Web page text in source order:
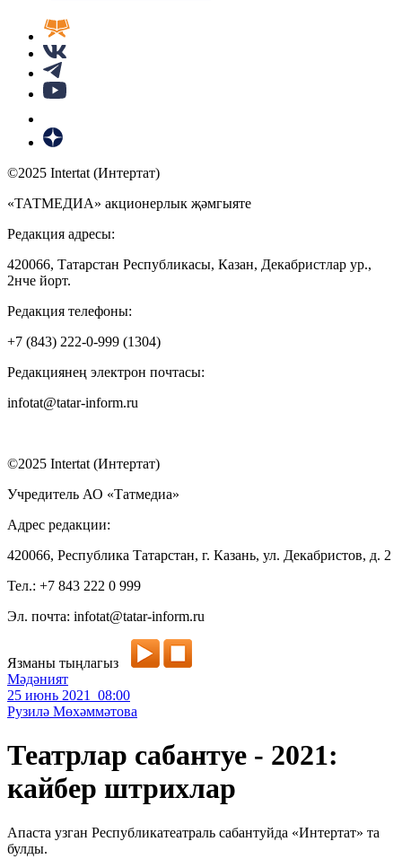
©2025 Intertat (Интертат)
«ТАТМЕДИА» акционерлык җәмгыяте
Редакция адресы:
420066, Татарстан Республикасы, Казан, Декабристлар ур.,
2нче йорт.
Редакция телефоны:
+7 (843) 222-0-999 (1304)
Редакциянең электрон почтасы:
infotat@tatar-inform.ru
©2025 Intertat (Интертат)
Учредитель АО «Татмедиа»
Адрес редакции:
420066, Республика Татарстан, г. Казань, ул. Декабристов, д. 2
Тел.: +7 843 222 0 999
Эл. почта: infotat@tatar-inform.ru
Язманы тыңлагыз
Мәдәният
25 июнь 2021 08:00
Рузилә Мөхәммәтова
Театрлар сабантуе - 2021:
кайбер штрихлар
Апаста узган Республикатеатраль сабантуйда «Интертат» та
булды.